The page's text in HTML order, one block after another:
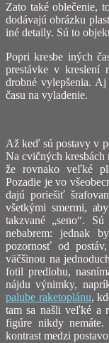
Zato také oblečenie,
dodávajú obrázku
iné detaily. Sú to
Popri kresbe iných
prestávke v kreslení
drobné vylepšenia.
času na vyladenie.
Až keď sú postavy v
Na cvičných kresbách
že rovnako veľké
Pozadie je vo
dajú poriešiť
všetkými smermi,
takzvané „seno“.
nebabrem: jednak
pozornosť od
väčšinou na
fotil predlohu,
nájdu výnimky,
palube raketoplánu,
tam sa našli veľké a
figúre nikdy
kontrast medzi